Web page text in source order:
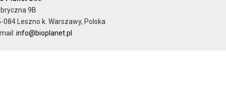
9B
084 Leszno k. Warszawy, Polska
info@bioplanet.pl